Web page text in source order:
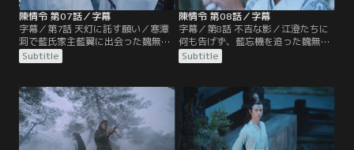
陳情令 第07話／字幕
字幕／第7話 天灯に託す願い／寒潭
洞で藍氏家主藍翼に出会った魏無羨
と藍忘機。藍翼は2人に陰鉄の災い
を食い止めるよう託して霊識は消滅
たが、天灯を揚げる際、江厭離に対
する金子軒の態度に激怒、取っ組み
合いのケンカとなる。蘭氏の宗主、
江氏の宗主も集まり協議する中、江
宗主は…。
Subtitle
陳情令 第08話／字幕
字幕／第8話 不吉な影／江澄たちに
何も告げず、藍忘機を追った魏無
羨。藍忘機と共に残りの陰鉄を探し
に行くが、常に不気味な梟にあとを
は聶懐桑と遭遇、蒔花女の屋敷に陰
鉄があると突き止めるが、すでに温
晁から陰鉄を奪われたあとだった。
その頃、魏無羨を追って蓮花塢をあ
とにした江澄は…。
Subtitle